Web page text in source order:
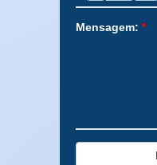
Mensagem: *